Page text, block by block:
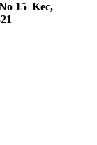
15 Kec,